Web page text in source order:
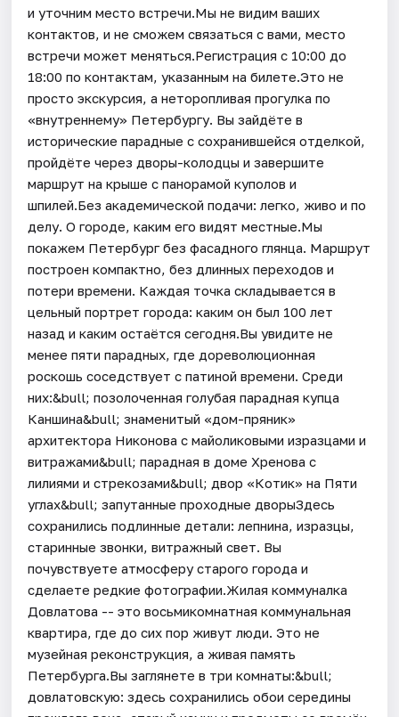
и уточним место встречи.Мы не видим ваших
контактов, и не сможем связаться с вами, место
встречи может меняться.Регистрация с 10:00 до
18:00 по контактам, указанным на билете.Это не
просто экскурсия, а неторопливая прогулка по
«внутреннему» Петербургу. Вы зайдёте в
исторические парадные с сохранившейся отделкой,
пройдёте через дворы-колодцы и завершите
маршрут на крыше с панорамой куполов и
шпилей.Без академической подачи: легко, живо и по
делу. О городе, каким его видят местные.Мы
покажем Петербург без фасадного глянца. Маршрут
построен компактно, без длинных переходов и
потери времени. Каждая точка складывается в
цельный портрет города: каким он был 100 лет
назад и каким остаётся сегодня.Вы увидите не
менее пяти парадных, где дореволюционная
роскошь соседствует с патиной времени. Среди
них:&bull; позолоченная голубая парадная купца
Каншина&bull; знаменитый «дом-пряник»
архитектора Никонова с майоликовыми изразцами и
витражами&bull; парадная в доме Хренова с
лилиями и стрекозами&bull; двор «Котик» на Пяти
углах&bull; запутанные проходные дворыЗдесь
сохранились подлинные детали: лепнина, изразцы,
старинные звонки, витражный свет. Вы
почувствуете атмосферу старого города и
сделаете редкие фотографии.Жилая коммуналка
Довлатова -- это восьмикомнатная коммунальная
квартира, где до сих пор живут люди. Это не
музейная реконструкция, а живая память
Петербурга.Вы заглянете в три комнаты:&bull;
довлатовскую: здесь сохранились обои середины